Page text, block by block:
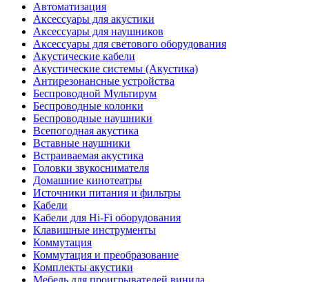
Автоматизация
Аксессуары для акустики
Аксессуары для наушников
Аксессуары для светового оборудования
Акустические кабели
Акустические системы (Акустика)
Антирезонансные устройства
Беспроводной Мультирум
Беспроводные колонки
Беспроводные наушники
Всепогодная акустика
Вставные наушники
Встраиваемая акустика
Головки звукоснимателя
Домашние кинотеатры
Источники питания и фильтры
Кабели
Кабели для Hi-Fi оборудования
Клавишные инструменты
Коммутация
Коммутация и преобразование
Комплекты акустики
Мебель для проигрывателей винила